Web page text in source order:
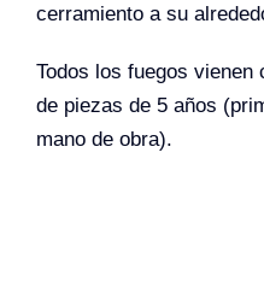
cerramiento a su
Todos los fuegos vienen
de piezas de 5 años
mano de obra).